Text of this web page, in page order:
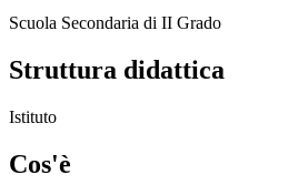
Scuola Secondaria di II Grado
Struttura didattica
Istituto
Cos'è